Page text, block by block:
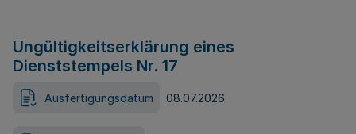
Ungültigkeitserklärung eines
Dienststempels Nr. 17
Ausfertigungsdatum 08.07.2026